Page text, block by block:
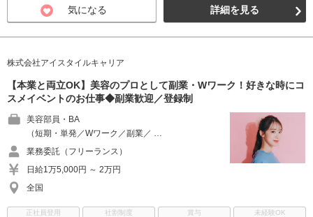
気になる 詳細を見る
株式会社アイスタイルキャリア
【本業と両立OK】美容のプロとして副業・Wワーク！好きな時にコ
スメイベントのお仕事◆副業歓迎／登録制
美容部員・BA
（短期・単発／Wワーク／副業／ …
業務委託（フリーランス）
日給1万5,000円 ～ 2万円
全国
正社員登用 社割制度 賞与
未経験OK